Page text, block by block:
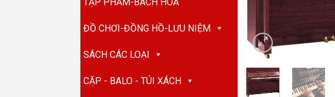
ĐỒ CHƠI-ĐỒNG HỒ-LƯU NIỆM
SÁCH CÁC LOẠI
CẶP - BALO - TÚI XÁCH